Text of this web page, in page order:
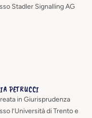
Stadler Signalling AG
PETRUCCI
in Giurisprudenza
l’Università di Trento e